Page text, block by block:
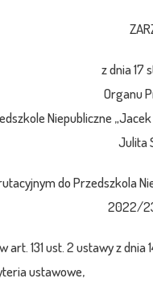
z dnia 17
Organu
Niepubliczne
Julita
do Przedszkola
2022/
131 ust. 2 ustawy z dnia
ustawowe,